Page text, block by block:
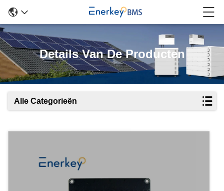
Details Van De Producten
Alle Categorieën